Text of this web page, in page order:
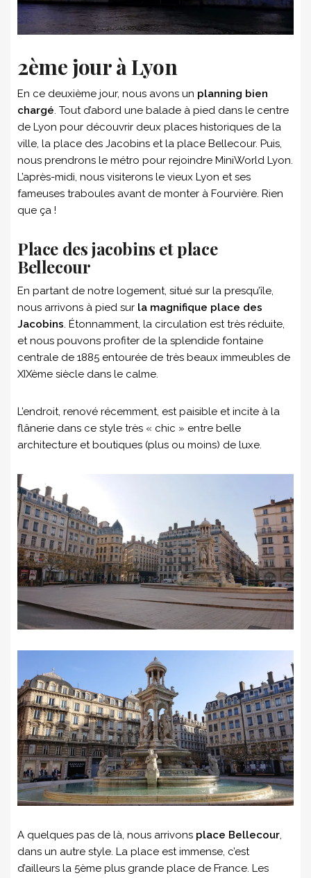
2ème jour à Lyon
En ce deuxième jour, nous avons un planning bien
chargé. Tout d’abord une balade à pied dans le centre
de Lyon pour découvrir deux places historiques de la
ville, la place des Jacobins et la place Bellecour. Puis,
nous prendrons le métro pour rejoindre MiniWorld Lyon.
L’après-midi, nous visiterons le vieux Lyon et ses
fameuses traboules avant de monter à Fourvière. Rien
que ça !
Place des jacobins et place
Bellecour
En partant de notre logement, situé sur la presqu’île,
nous arrivons à pied sur la magnifique place des
Jacobins. Étonnamment, la circulation est très réduite,
et nous pouvons profiter de la splendide fontaine
centrale de 1885 entourée de très beaux immeubles de
XIXème siècle dans le calme.
L’endroit, renové récemment, est paisible et incite à la
flânerie dans ce style très « chic » entre belle
architecture et boutiques (plus ou moins) de luxe.
A quelques pas de là, nous arrivons place Bellecour,
dans un autre style. La place est immense, c’est
d’ailleurs la 5ème plus grande place de France. Les